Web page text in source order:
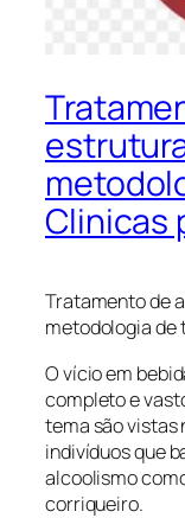
Clinicas
Tratamento de
metodologia de
O vício em
completo e
tema são vistas
indivíduos que
alcoolismo
corriqueiro.